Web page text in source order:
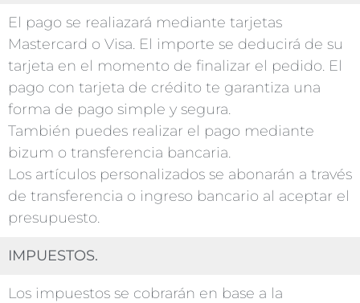
El pago se realiazará mediante tarjetas
Mastercard o Visa. El importe se deducirá de su
tarjeta en el momento de finalizar el pedido. El
pago con tarjeta de crédito te garantiza una
forma de pago simple y segura.
También puedes realizar el pago mediante
bizum o transferencia bancaria.
Los artículos personalizados se abonarán a través
de transferencia o ingreso bancario al aceptar el
presupuesto.
IMPUESTOS.
Los impuestos se cobrarán en base a la